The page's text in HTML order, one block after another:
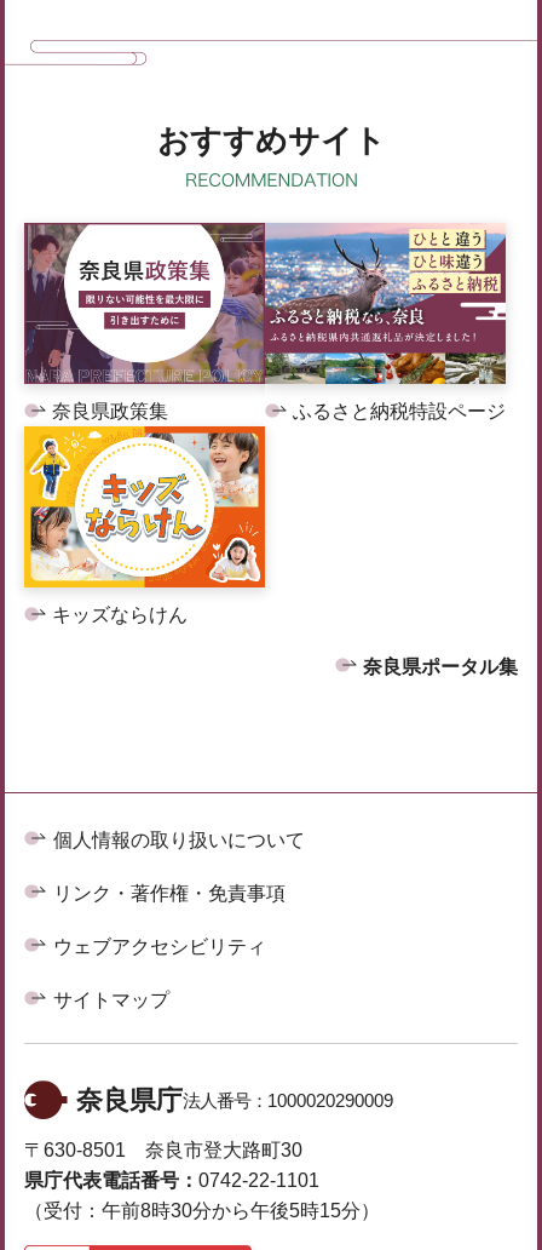
おすすめサイト
奈良県政策集 ふるさと納税特設ページ
キッズならけん
奈良県ポータル集
個人情報の取り扱いについて
リンク・著作権・免責事項
ウェブアクセシビリティ
サイトマップ
奈良県庁法人番号： 1000020290009
〒630-8501 奈良市登大路町30
県庁代表電話番号： 0742-22-1101
（受付：午前8時30分から午後5時15分）